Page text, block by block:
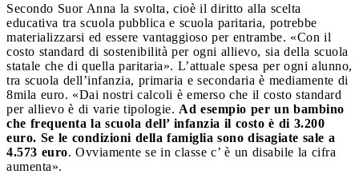
Secondo Suor Anna la svolta, cioè il diritto alla scelta
educativa tra scuola pubblica e scuola paritaria, potrebbe
materializzarsi ed essere vantaggioso per entrambe. «Con il
costo standard di sostenibilità per ogni allievo, sia della scuola
statale che di quella paritaria». L’attuale spesa per ogni alunno,
tra scuola dell’infanzia, primaria e secondaria è mediamente di
8mila euro. «Dai nostri calcoli è emerso che il costo standard
per allievo è di varie tipologie. Ad esempio per un bambino
che frequenta la scuola dell’ infanzia il costo è di 3.200
euro. Se le condizioni della famiglia sono disagiate sale a
4.573 euro. Ovviamente se in classe c’ è un disabile la cifra
aumenta».